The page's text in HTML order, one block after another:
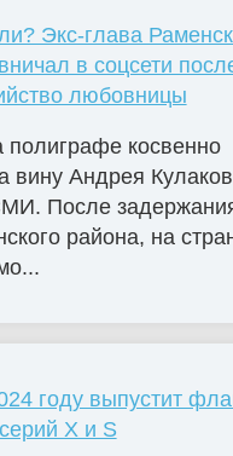
Экс-глава
в соцсети
любовницы
полиграфе косвенно
вину Андрея
После
района, на
году выпустит
X и S